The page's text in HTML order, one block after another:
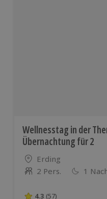
Wellnesstag in der
Übernachtung für 2
Standort
Erding
Anzahl der Teilnehmer
2 Pers. 1
4.3 (57)